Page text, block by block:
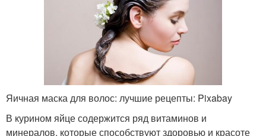
Яичная маска для волос: лучшие рецепты: Pixabay
В курином яйце содержится ряд витаминов и
минералов, которые способствуют здоровью и красоте